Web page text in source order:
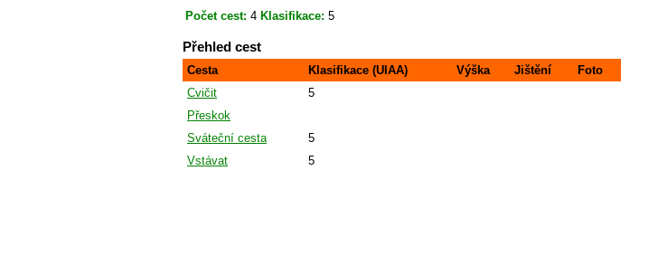
Počet cest: 4 Klasifikace: 5
Přehled cest
Cesta Klasifikace (UIAA) Výška Jištění
Foto
Cvičit
5
Přeskok
Sváteční cesta
5
Vstávat
5